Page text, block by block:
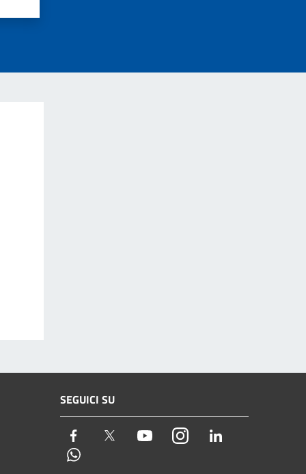
SEGUICI SU
Facebook Twitter YoutubeInstagram